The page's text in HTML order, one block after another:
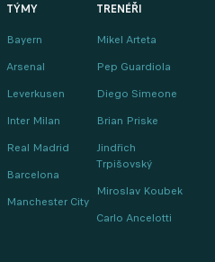
TÝMY
Bayern
Arsenal
Leverkusen
Inter Milan
Real Madrid
Barcelona
Manchester City
TRENÉŘI
Mikel Arteta
Pep Guardiola
Diego Simeone
Brian Priske
Jindřich
Trpišovský
Miroslav Koubek
Carlo Ancelotti